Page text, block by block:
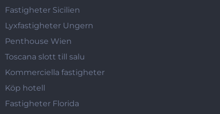
Fastigheter Sicilien
Lyxfastigheter Ungern
Penthouse Wien
Toscana slott till salu
Kommerciella fastigheter
Köp hotell
Fastigheter Florida